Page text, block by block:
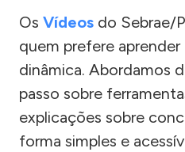
Os Vídeos do Sebrae/
quem prefere aprender
dinâmica. Abordamos
passo sobre
explicações sobre
forma simples e